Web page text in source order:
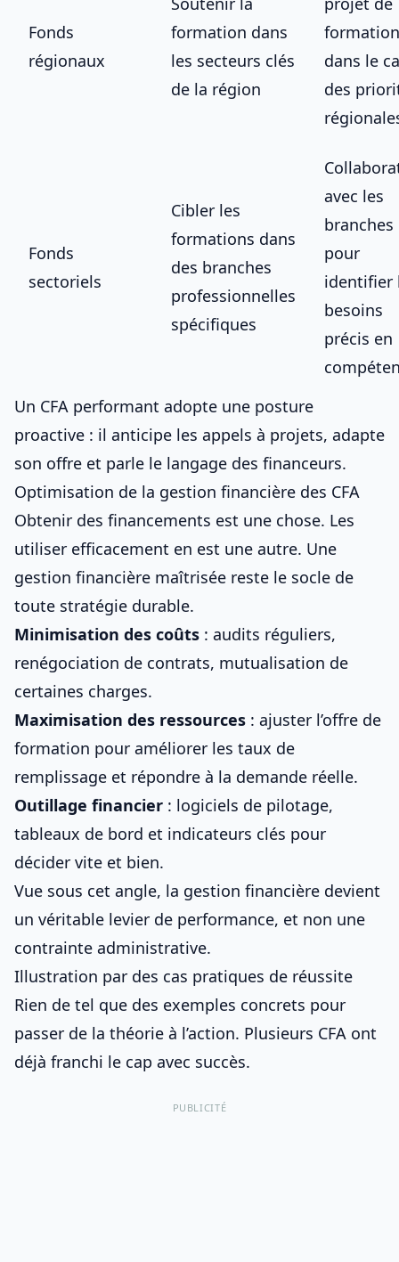
Fonds
régionaux
formation dans
les secteurs clés
de la région
formation
dans le
des
Fonds
sectoriels
Cibler les
formations dans
des branches
professionnelles
spécifiques
avec les
branches
pour
identifier
besoins
précis en
Un CFA performant adopte une posture
proactive : il anticipe les appels à projets, adapte
son offre et parle le langage des financeurs.
Optimisation de la gestion financière des CFA
Obtenir des financements est une chose. Les
utiliser efficacement en est une autre. Une
gestion financière maîtrisée reste le socle de
toute stratégie durable.
Minimisation des coûts : audits réguliers,
renégociation de contrats, mutualisation de
certaines charges.
Maximisation des ressources : ajuster l’offre de
formation pour améliorer les taux de
remplissage et répondre à la demande réelle.
Outillage financier : logiciels de pilotage,
tableaux de bord et indicateurs clés pour
décider vite et bien.
Vue sous cet angle, la gestion financière devient
un véritable levier de performance, et non une
contrainte administrative.
Illustration par des cas pratiques de réussite
Rien de tel que des exemples concrets pour
passer de la théorie à l’action. Plusieurs CFA ont
déjà franchi le cap avec succès.
PUBLICITÉ